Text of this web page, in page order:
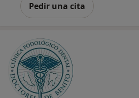
Pedir una cita